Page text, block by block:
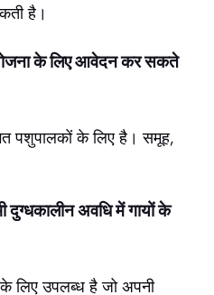
है।
के लिए आवेदन कर सकते
पशुपालकों के लिए है। समूह,
दुग्धकालीन अवधि में गायों के
लिए उपलब्ध है जो अपनी